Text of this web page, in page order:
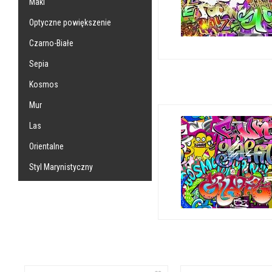
Maki
Optyczne powiększenie
Czarno-Białe
Sepia
Kosmos
Mur
Las
Orientalne
Styl Marynistyczny